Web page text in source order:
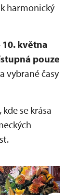
harmonický
května
pouze
vybrané časy
se krása